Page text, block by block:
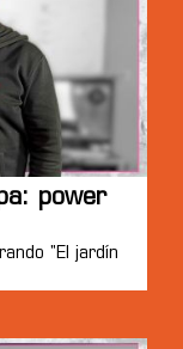
power
"El jardín